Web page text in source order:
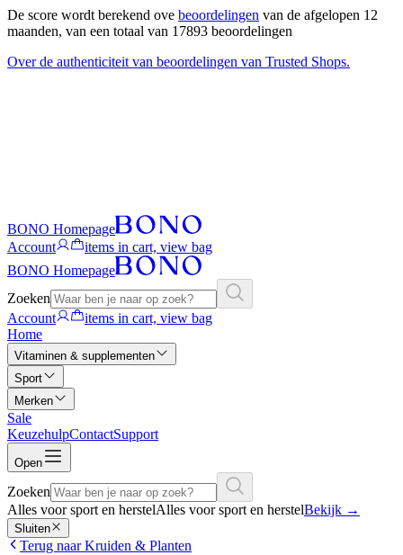
De score wordt berekend ove beoordelingen van de afgelopen 12
maanden, van een totaal van 17893 beoordelingen
Over de authenticiteit van beoordelingen van Trusted Shops.
BONO Homepage
Account
items in cart, view bag
BONO Homepage
Zoeken
Account
items in cart, view bag
Home
Vitaminen & supplementen
Sport
Merken
Sale
KeuzehulpContactSupport
Open
Zoeken
Alles voor sport en herstelAlles voor sport en herstelBekijk →
Sluiten
Terug naar Kruiden & Planten